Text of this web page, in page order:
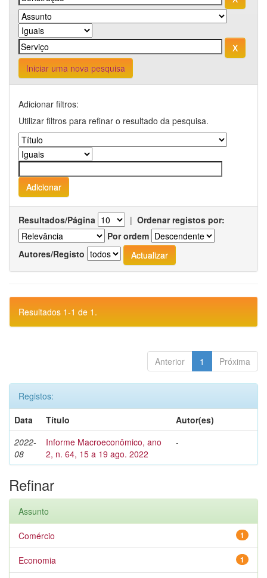
Iniciar uma nova pesquisa
Adicionar filtros:
Utilizar filtros para refinar o resultado da pesquisa.
Resultados/Página | Ordenar registos por:
Por ordem
Autores/Registo
Resultados 1-1 de 1.
Anterior 1 Próxima
Registos:
Data
Título
Autor(es)
2022-
08
Informe Macroeconômico, ano
2, n. 64, 15 a 19 ago. 2022
-
Refinar
Assunto
1
Comércio
1
Economia